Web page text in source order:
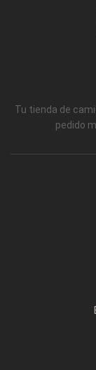
Tu tienda de
pedido